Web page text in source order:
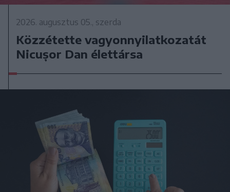
2026. augusztus 05., szerda
Közzétette vagyonnyilatkozatát
Nicușor Dan élettársa